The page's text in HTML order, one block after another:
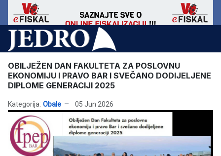
OBILJEŽEN DAN FAKULTETA ZA POSLOVNU
EKONOMIJU I PRAVO BAR I SVEČANO DODIJELJENE
DIPLOME GENERACIJI 2025
Kategorija: Obale 05 Jun 2026